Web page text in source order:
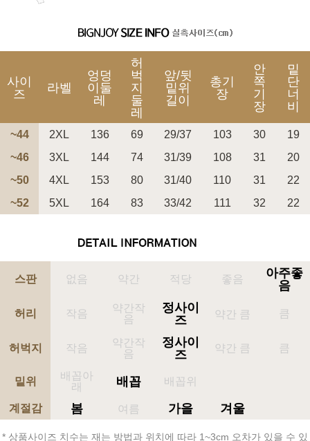
사이
즈
라벨
엉덩
이둘
레
허
벅
지
둘
레
앞/뒷
밑위
길이
총기
장
안
쪽
기
장
밑
단
너
비
~44 2XL 136 69 29/37 103 30
19
~46
3XL 144 74 31/39 108 31
20
~50
4XL 153 80 31/40 110 31
22
~52
5XL 164 83 33/42 111 32 22
스판 없음 약간 적당 좋음
아주좋
음
허리 작음
약간작
음
정사이
즈
약간 큼 큼
허벅지 작음
약간작
음
정사이
즈
약간 큼 큼
밑위
배꼽아
래
배꼽 배꼽위
계절감 봄 여름 가을 겨울
* 상품사이즈 치수는 재는 방법과 위치에 따라 1~3cm 오차가 있을 수 있